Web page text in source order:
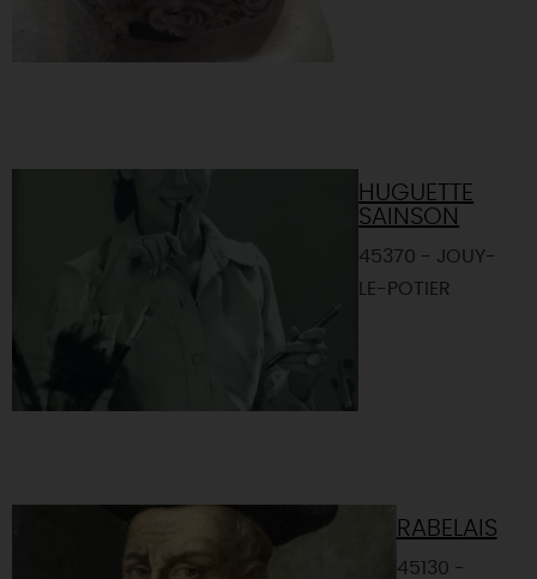
HUGUETTE
SAINSON
45370 - JOUY-
LE-POTIER
RABELAIS
45130 -